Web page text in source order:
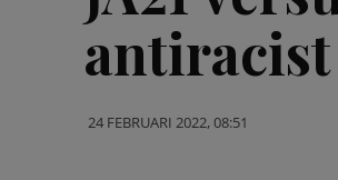
24 FEBRUARI 2022, 08:51